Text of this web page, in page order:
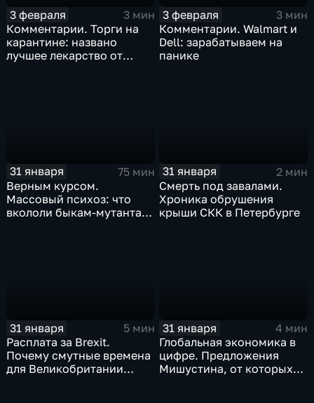
3 февраля
3 мин
Комментарии. Торги на
карантине: названо
лучшее лекарство от
3 февраля
3 мин
Комментарии. Walmart и
Dell: зарабатываем на
панике
31 января
75 мин
Верным курсом.
Массовый психоз: что
вкололи быкам-мутантам,
31 января
2 мин
Смерть под завалами.
Хроника обрушения
крыши СКК в Петербурге
31 января
5 мин
Расплата за Brexit.
Почему смутные времена
для Великобритании
31 января
4 мин
Глобальная экономика в
цифре. Предложения
Мишустина, от которых